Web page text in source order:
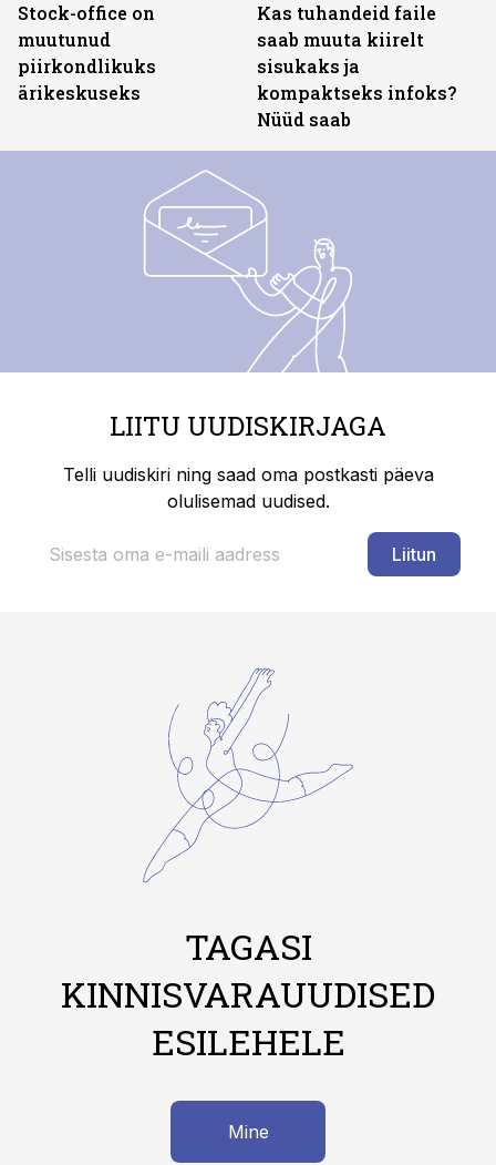
Stock-office on
muutunud
piirkondlikuks
ärikeskuseks
Kas tuhandeid faile
saab muuta kiirelt
sisukaks ja
kompaktseks infoks?
Nüüd saab
LIITU UUDISKIRJAGA
Telli uudiskiri ning saad oma postkasti päeva
olulisemad uudised.
Liitun
TAGASI
KINNISVARAUUDISED
ESILEHELE
Mine